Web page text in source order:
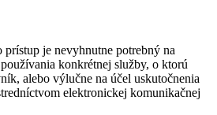
prístup je nevyhnutne potrebný na
konkrétnej služby, o ktorú
alebo výlučne na účel uskutočnenia
elektronickej komunikačnej